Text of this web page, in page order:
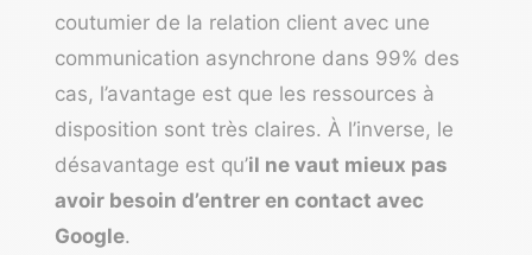
coutumier de la relation client avec une
communication asynchrone dans 99% des
cas, l’avantage est que les ressources à
disposition sont très claires. À l’inverse, le
désavantage est qu’il ne vaut mieux pas
avoir besoin d’entrer en contact avec
Google.